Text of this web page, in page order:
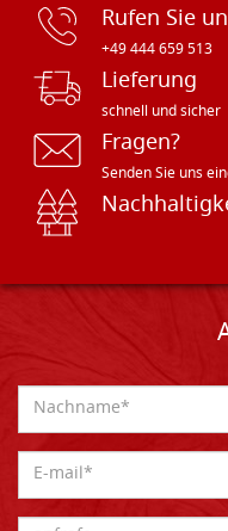
Rufen Sie
+49 444 659 513
Lieferung
schnell und sicher
Fragen?
Senden Sie uns